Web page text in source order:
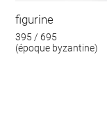
figurine
395 / 695
(époque byzantine)